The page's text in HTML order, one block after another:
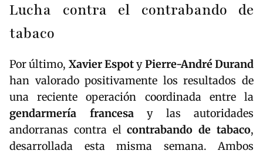
Lucha contra el contrabando de
tabaco
Por último, Xavier EspotyPierre-André Durand
han valorado positivamente los resultados de
una reciente operación coordinada entre la
gendarmería francesay las autoridades
andorranas contra elcontrabando de tabaco,
desarrollada esta misma semana. Ambos